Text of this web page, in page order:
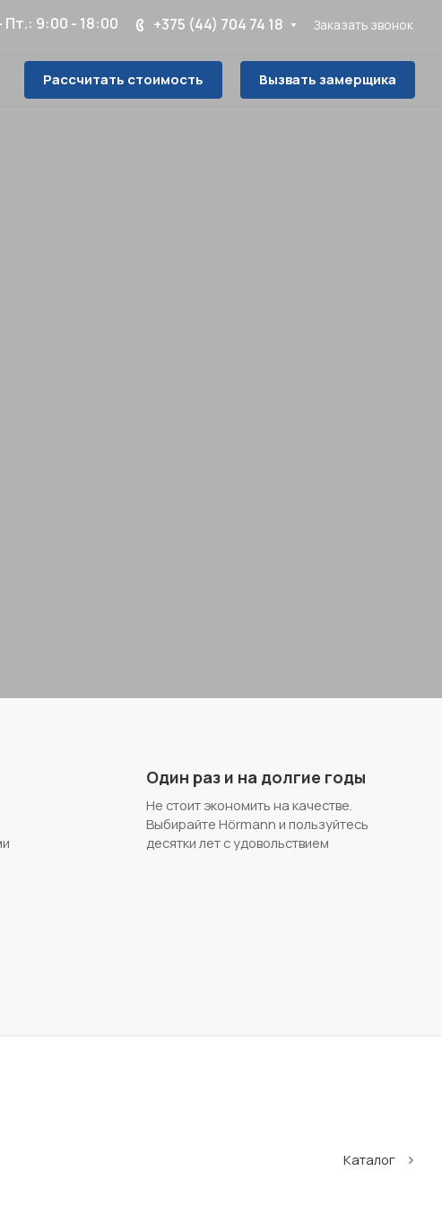
Пт.: 9:00 - 18:00 +375 (44) 704 74 18 Заказать звонок
Рассчитать стоимость Вызвать замерщика
Один раз и на долгие годы
Не стоит экономить на качестве.
Выбирайте Hörmann и пользуйтесь
десятки лет с удовольствием
Каталог